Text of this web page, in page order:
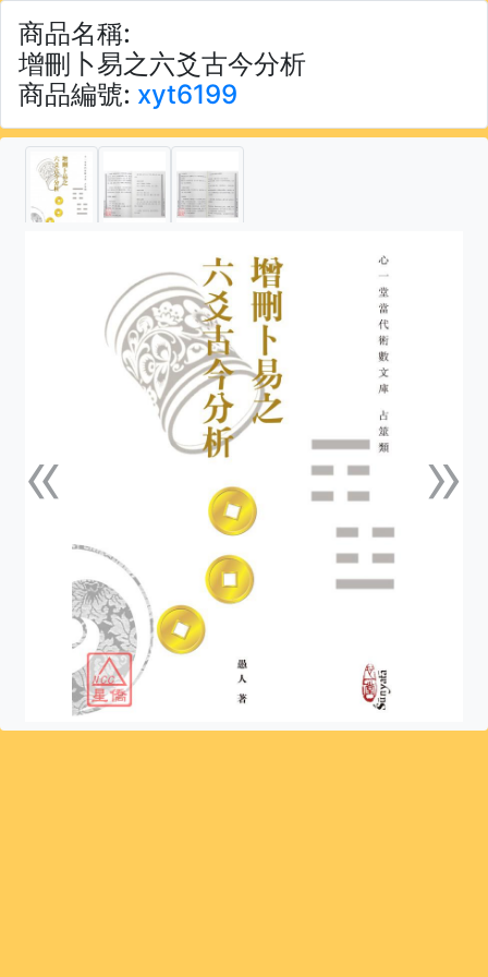
商品名稱:
增刪卜易之六爻古今分析
商品編號: xyt6199
«上一張 »下一